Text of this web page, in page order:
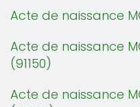
Acte de naissance
Acte de naissance
(91150)
Acte de naissance